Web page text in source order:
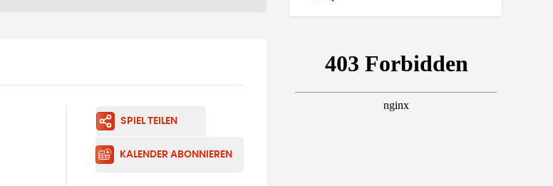
SPIEL TEILEN
KALENDER ABONNIEREN